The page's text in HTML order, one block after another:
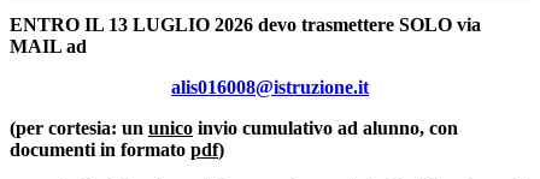
ENTRO IL 13 LUGLIO 2026 devo trasmettere SOLO via
MAIL ad
alis016008@istruzione.it
(per cortesia: un unico invio cumulativo ad alunno, con
documenti in formato pdf)